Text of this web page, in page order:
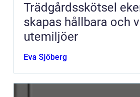
Trädgårdsskötsel ekerö
skapas hållbara och
utemiljöer
Eva Sjöberg